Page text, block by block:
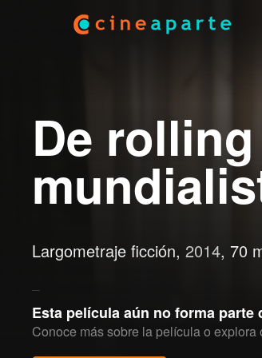
De
Largometraje ficción, 2014, 70
Esta película aún no forma parte
Conoce más sobre la película o